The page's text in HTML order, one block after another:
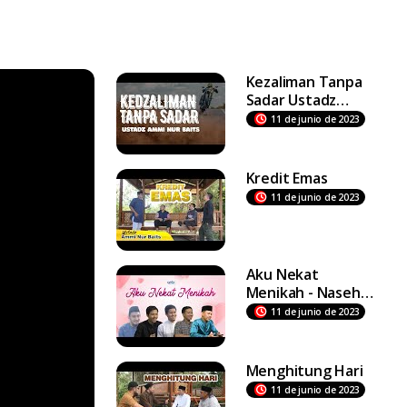
Kezaliman Tanpa
Sadar Ustadz
Ammi Nur Baits
11 de junio de 2023
Kredit Emas
11 de junio de 2023
Aku Nekat
Menikah - Nasehat
Ustadz Ammi Nur
11 de junio de 2023
Menghitung Hari
11 de junio de 2023